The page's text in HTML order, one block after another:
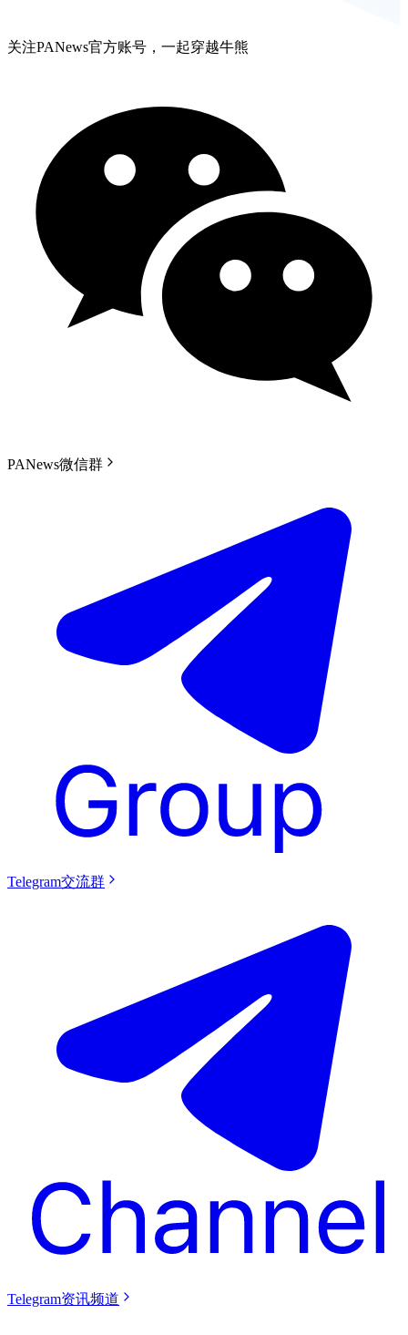
关注PANews官方账号，一起穿越牛熊
PANews微信群
Telegram交流群
Telegram资讯频道